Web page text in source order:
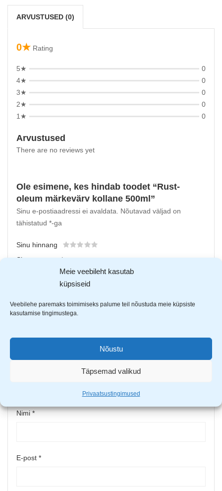
Meie veebileht kasutab
küpsiseid
Veebilehe paremaks toimimiseks palume teil nõustuda meie küpsiste
kasutamise tingimustega.
Nõustu
Täpsemad valikud
Privaatsustingimused
ARVUSTUSED (0)
0★ Rating
5★
0
4★
0
3★
0
2★
0
1★
0
Arvustused
There are no reviews yet
Ole esimene, kes hindab toodet “Rust-
oleum märkevärv kollane 500ml”
Sinu e-postiaadressi ei avaldata.
Nõutavad väljad on
tähistatud *-ga
Sinu hinnang
Sinu arvustus
*
Upload up to 5 images or videos
Nimi*
E-post *